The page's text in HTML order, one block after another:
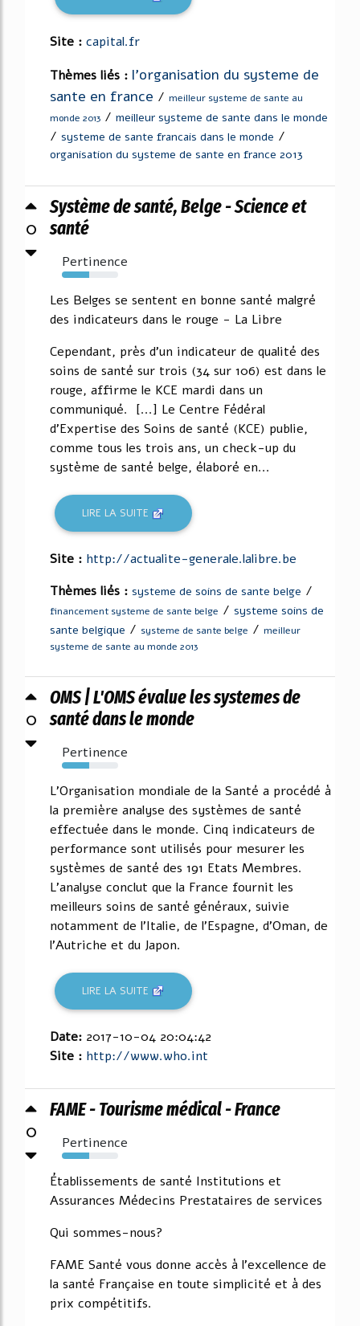
Site : capital.fr
Thèmes liés : l'organisation du systeme de
sante en france / meilleur systeme de sante au
monde 2013 / meilleur systeme de sante dans le monde
/ systeme de sante francais dans le monde /
organisation du systeme de sante en france 2013
0
Système de santé, Belge - Science et
santé
Pertinence
49%
Les Belges se sentent en bonne santé malgré
des indicateurs dans le rouge - La Libre
Cependant, près d'un indicateur de qualité des
soins de santé sur trois (34 sur 106) est dans le
rouge, affirme le KCE mardi dans un
communiqué. [...] Le Centre Fédéral
d'Expertise des Soins de santé (KCE) publie,
comme tous les trois ans, un check-up du
système de santé belge, élaboré en...
LIRE LA SUITE
Site : http://actualite-generale.lalibre.be
Thèmes liés : systeme de soins de sante belge /
financement systeme de sante belge / systeme soins de
sante belgique / systeme de sante belge / meilleur
systeme de sante au monde 2013
0
OMS | L'OMS évalue les systemes de
santé dans le monde
Pertinence
49%
L'Organisation mondiale de la Santé a procédé à
la première analyse des systèmes de santé
effectuée dans le monde. Cinq indicateurs de
performance sont utilisés pour mesurer les
systèmes de santé des 191 Etats Membres.
L'analyse conclut que la France fournit les
meilleurs soins de santé généraux, suivie
notamment de l'Italie, de l'Espagne, d'Oman, de
l'Autriche et du Japon.
LIRE LA SUITE
Date: 2017-10-04 20:04:42
Site : http://www.who.int
0
FAME - Tourisme médical - France
Pertinence
49%
Établissements de santé Institutions et
Assurances Médecins Prestataires de services
Qui sommes-nous?
FAME Santé vous donne accès à l'excellence de
la santé Française en toute simplicité et à des
prix compétitifs.